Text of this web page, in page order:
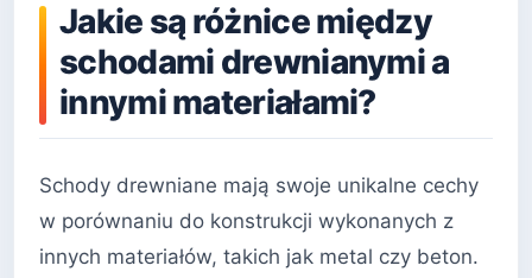
Jakie są różnice między
schodami drewnianymi a
innymi materiałami?
Schody drewniane mają swoje unikalne cechy
w porównaniu do konstrukcji wykonanych z
innych materiałów, takich jak metal czy beton.